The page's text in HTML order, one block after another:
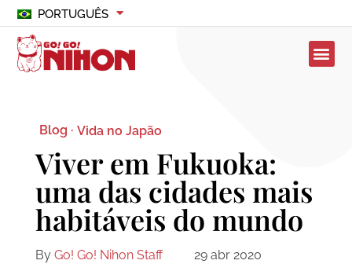
PORTUGUÊS
Blog · Vida no Japão
Viver em Fukuoka:
uma das cidades mais
habitáveis do mundo
By Go! Go! Nihon Staff
29 abr 2020